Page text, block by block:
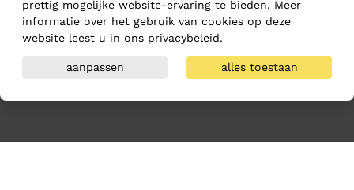
prettig mogelijke website-ervaring te bieden. Meer
informatie over het gebruik van cookies op deze
website leest u in ons privacybeleid.
aanpassen alles toestaan